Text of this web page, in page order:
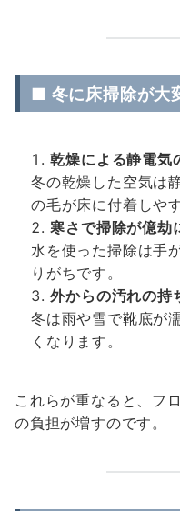
■ 冬に床掃除が大
乾燥による静電気
冬の乾燥した空気は
の毛が床に付着しや
寒さで掃除が億劫
水を使った掃除は手
りがちです。
外からの汚れの持
冬は雨や雪で靴底が
くなります。
これらが重なると、フ
の負担が増すのです。